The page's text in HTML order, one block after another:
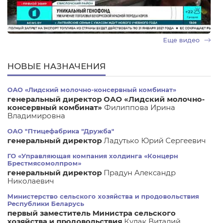
Еще видео
НОВЫЕ НАЗНАЧЕНИЯ
ОАО «Лидский молочно-консервный комбинат»
генеральный директор ОАО «Лидский молочно-
консервный комбинат» Филиппова Ирина
Владимировна
ОАО "Птицефабрика "Дружба"
генеральный директор Ладутько Юрий Сергеевич
ГО «Управляющая компания холдинга «Концерн
Брестмясомолпром»
генеральный директор Прадун Александр
Николаевич
Министерство сельского хозяйства и продовольствия
Республики Беларусь
первый заместитель Министра сельского